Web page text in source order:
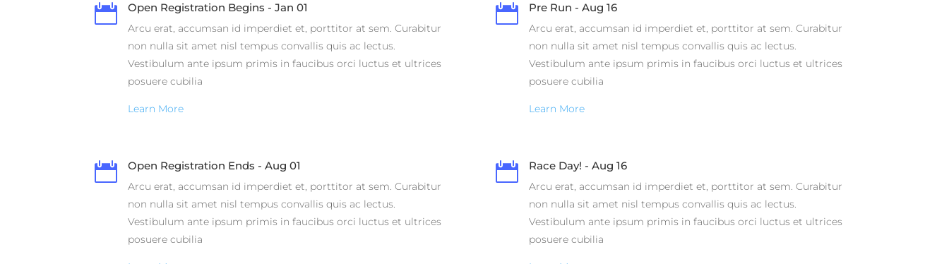
 Open Registration Begins - Jan 01
Arcu erat, accumsan id imperdiet et, porttitor at sem. Curabitur
non nulla sit amet nisl tempus convallis quis ac lectus.
Vestibulum ante ipsum primis in faucibus orci luctus et ultrices
posuere cubilia
Learn More
 Open Registration Ends - Aug 01
Arcu erat, accumsan id imperdiet et, porttitor at sem. Curabitur
non nulla sit amet nisl tempus convallis quis ac lectus.
Vestibulum ante ipsum primis in faucibus orci luctus et ultrices
posuere cubilia
 Pre Run - Aug 16
Arcu erat, accumsan id imperdiet et, porttitor at sem. Curabitur
non nulla sit amet nisl tempus convallis quis ac lectus.
Vestibulum ante ipsum primis in faucibus orci luctus et ultrices
posuere cubilia
Learn More
 Race Day! - Aug 16
Arcu erat, accumsan id imperdiet et, porttitor at sem. Curabitur
non nulla sit amet nisl tempus convallis quis ac lectus.
Vestibulum ante ipsum primis in faucibus orci luctus et ultrices
posuere cubilia